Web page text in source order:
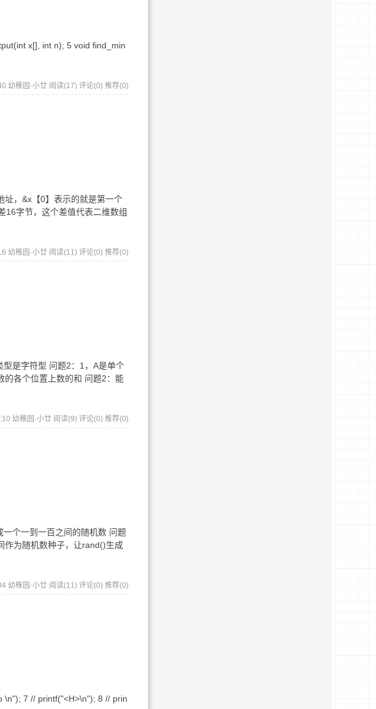
x[], int n); 5 void find_min
幼稚园·小廿 阅读(17) 评论(0) 推荐(0)
址，&x【0】表示的就是第一个
16字节，这个差值代表二维数组
幼稚园·小廿 阅读(11) 评论(0) 推荐(0)
是字符型 问题2：1，A是单个
的各个位置上数的和 问题2：能
幼稚园·小廿 阅读(9) 评论(0) 推荐(0)
个一到一百之间的随机数 问题
作为随机数种子，让rand()生成
幼稚园·小廿 阅读(11) 评论(0) 推荐(0)
\n"); 7 // printf("<H>\n"); 8 // prin